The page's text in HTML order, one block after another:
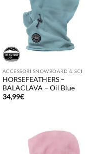
ACCESSORI SNOWBOARD & SCI
HORSEFEATHERS –
BALACLAVA – Oil Blue
34,99€